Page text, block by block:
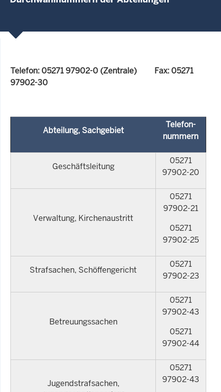
Telefon: 05271 97902-0 (Zentrale) Fax: 05271
97902-30
Abteilung, Sachgebiet
Telefon-
nummern
Geschäftsleitung
05271
97902-20
Verwaltung, Kirchenaustritt
05271
97902-21
05271
97902-25
Strafsachen, Schöffengericht
05271
97902-23
Betreuungssachen
05271
97902-43
05271
97902-44
Jugendstrafsachen,
05271
97902-43